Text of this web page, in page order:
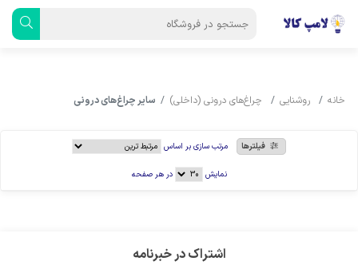
خانه روشنایی چراغ‌های درونی (داخلی) سایر چراغ‌های درونی
فیلترها مرتب سازی بر اساس
نمایش در هر صفحه
اشتراک در خبرنامه